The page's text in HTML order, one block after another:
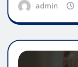
admin